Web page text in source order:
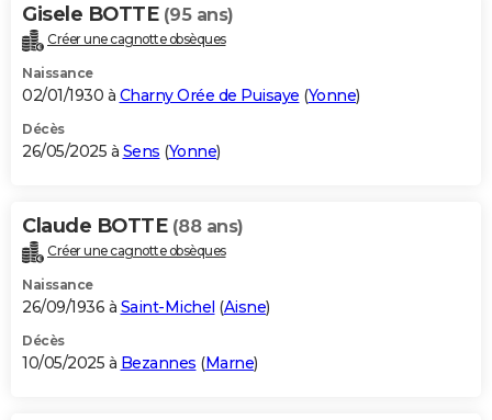
Gisele BOTTE (95 ans)
Créer une cagnotte obsèques
Naissance
02/01/1930 à Charny Orée de Puisaye (Yonne)
Décès
26/05/2025 à Sens (Yonne)
Claude BOTTE (88 ans)
Créer une cagnotte obsèques
Naissance
26/09/1936 à Saint-Michel (Aisne)
Décès
10/05/2025 à Bezannes (Marne)